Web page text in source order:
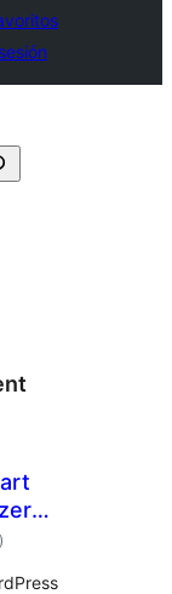
evaluación
total
)